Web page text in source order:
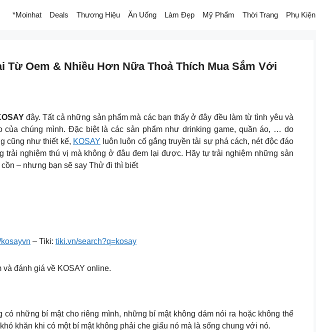
*Moinhat Deals Thương Hiệu Ăn Uống Làm Đẹp Mỹ Phẩm Thời Trang Phụ Kiện
Từ Oem & Nhiều Hơn Nữa Thoả Thích Mua Sắm Với
đây. Tất cả những sản phẩm mà các bạn thấy ở đây đều làm từ tình yêu và
của chúng mình. Đặc biệt là các sản phẩm như drinking game, quần áo, … do
cũng như thiết kế, KOSAY luôn luôn cố gắng truyền tải sự phá cách, nét độc đáo
trải nghiệm thú vị mà không ở đâu đem lại được. Hãy tự trải nghiệm những sản
– nhưng bạn sẽ say Thử đi thì biết
– Tiki: tiki.vn/search?q=kosay
đánh giá về KOSAY online.
có những bí mật cho riêng mình, những bí mật không dám nói ra hoặc không thể
khăn khi có một bí mật không phải che giấu nó mà là sống chung với nó.